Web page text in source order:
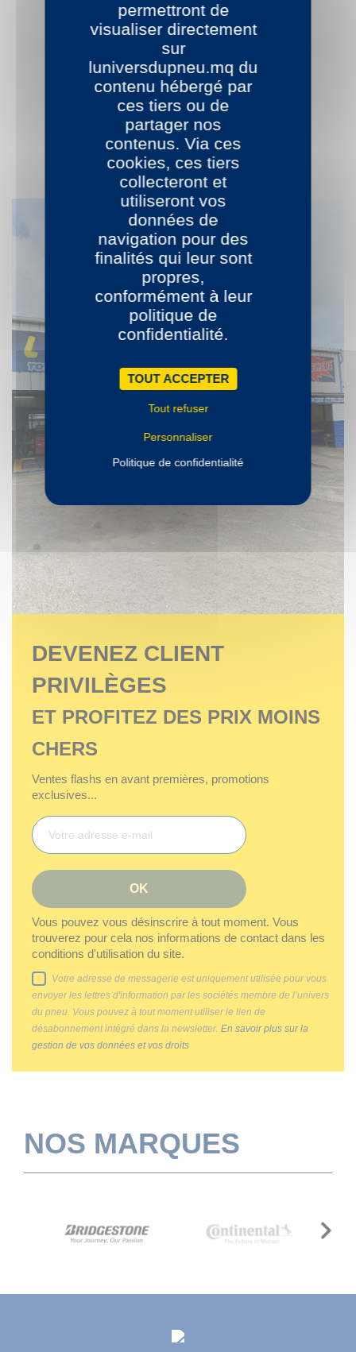
DEVENEZ CLIENT
PRIVILÈGES
ET PROFITEZ DES PRIX MOINS
CHERS
Ventes flashs en avant premières, promotions
exclusives...
Vous pouvez vous désinscrire à tout moment. Vous
trouverez pour cela nos informations de contact dans les
conditions d'utilisation du site.
Votre adresse de messagerie est uniquement utilisée pour vous
envoyer les lettres d'information par les sociétés membre de l’univers
du pneu. Vous pouvez à tout moment utiliser le lien de
désabonnement intégré dans la newsletter. En savoir plus sur la
gestion de vos données et vos droits
NOS MARQUES
permettront de
visualiser directement
sur
luniversdupneu.mq du
contenu hébergé par
ces tiers ou de
partager nos
contenus. Via ces
cookies, ces tiers
collecteront et
utiliseront vos
données de
navigation pour des
finalités qui leur sont
propres,
conformément à leur
politique de
confidentialité.
TOUT ACCEPTER
Tout refuser
Personnaliser
Politique de confidentialité